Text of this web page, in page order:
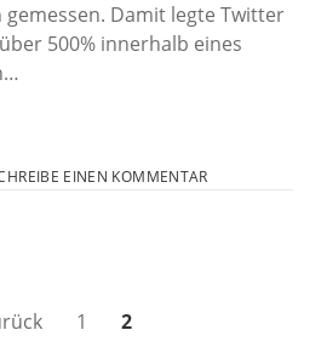
Damit legte Twitter
500% innerhalb eines
EINEN KOMMENTAR
1 2